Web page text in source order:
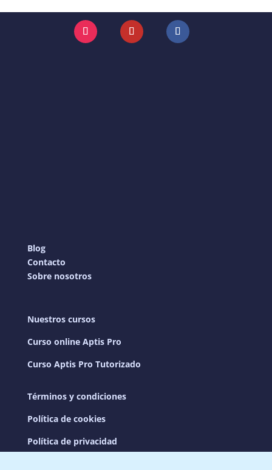
Instagram YouTube Facebook
Blog
Contacto
Sobre nosotros
Nuestros cursos
Curso online Aptis Pro
Curso Aptis Pro Tutorizado
Términos y condiciones
Política de cookies
Política de privacidad